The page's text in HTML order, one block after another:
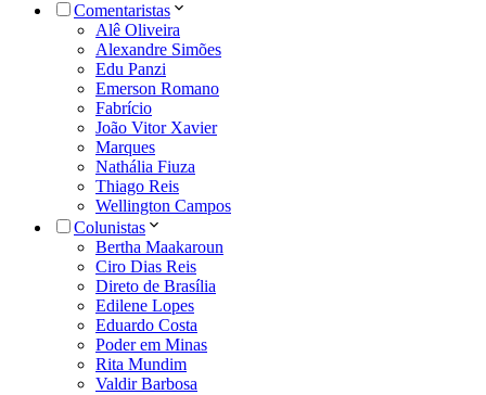
Comentaristas
Alê Oliveira
Alexandre Simões
Edu Panzi
Emerson Romano
Fabrício
João Vitor Xavier
Marques
Nathália Fiuza
Thiago Reis
Wellington Campos
Colunistas
Bertha Maakaroun
Ciro Dias Reis
Direto de Brasília
Edilene Lopes
Eduardo Costa
Poder em Minas
Rita Mundim
Valdir Barbosa